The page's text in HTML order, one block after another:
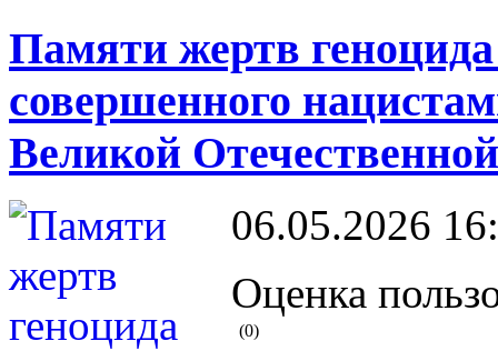
Памяти жертв геноцида
совершенного
Великой
06.05.2026
Оценка
(0)